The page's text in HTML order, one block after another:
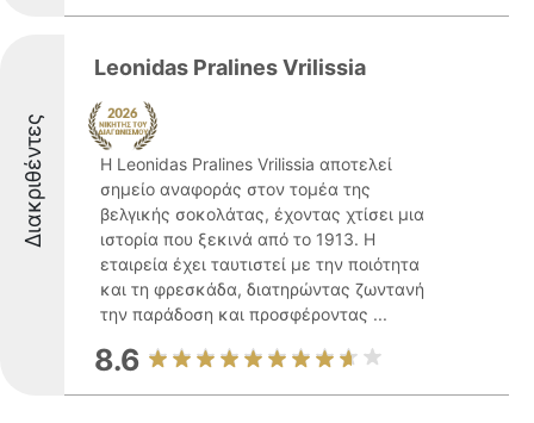
Διακριθέντες
Leonidas Pralines Vrilissia
Η Leonidas Pralines Vrilissia αποτελεί
σημείο αναφοράς στον τομέα της
βελγικής σοκολάτας, έχοντας χτίσει μια
ιστορία που ξεκινά από το 1913. Η
εταιρεία έχει ταυτιστεί με την ποιότητα
και τη φρεσκάδα, διατηρώντας ζωντανή
την παράδοση και προσφέροντας ...
8.6